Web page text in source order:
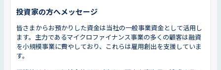
投資家の方へメッセージ
皆さまからお預かりした資金は当社の一般事業資金として活用し
ます。主力であるマイクロファイナンス事業の多くの顧客は融資
を小規模事業に費やしており、これらは雇用創出を支援していま
す。